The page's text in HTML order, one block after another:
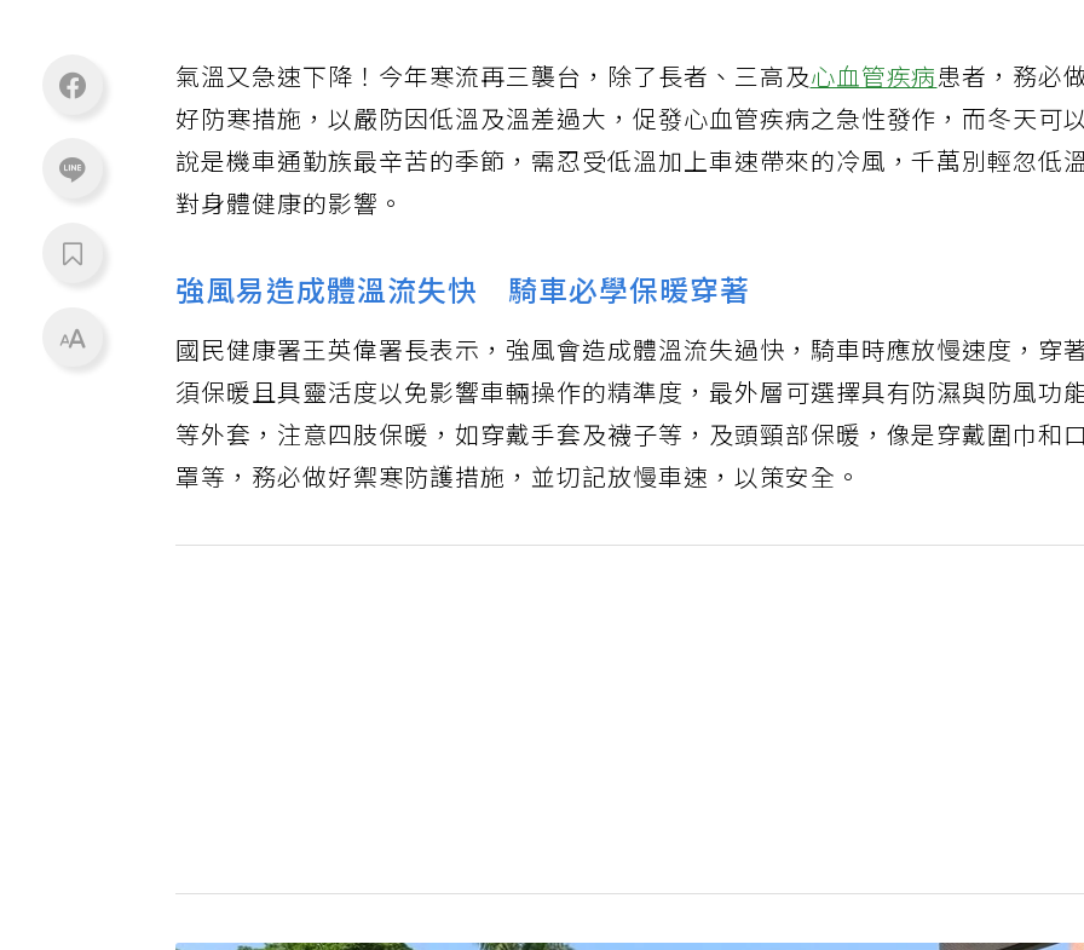
氣溫又急速下降！今年寒流再三襲台，除了長者、三高及心血管疾病患者，務必
好防寒措施，以嚴防因低溫及溫差過大，促發心血管疾病之急性發作，而冬天可
說是機車通勤族最辛苦的季節，需忍受低溫加上車速帶來的冷風，千萬別輕忽低
對身體健康的影響。
強風易造成體溫流失快 騎車必學保暖穿著
國民健康署王英偉署長表示，強風會造成體溫流失過快，騎車時應放慢速度，穿
須保暖且具靈活度以免影響車輛操作的精準度，最外層可選擇具有防濕與防風功
等外套，注意四肢保暖，如穿戴手套及襪子等，及頭頸部保暖，像是穿戴圍巾和
罩等，務必做好禦寒防護措施，並切記放慢車速，以策安全。